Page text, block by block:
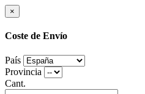
×
Coste de Envío
País
Provincia
Cant.